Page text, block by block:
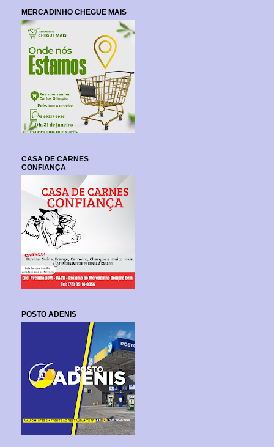
MERCADINHO CHEGUE MAIS
CASA DE CARNES
CONFIANÇA
POSTO ADENIS